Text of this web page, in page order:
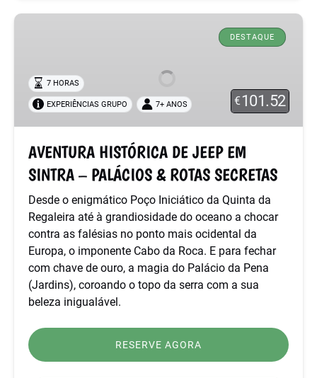
AVENTURA
JEEP
EM
SINTRA
–
ROTAS
DESTAQUE
€101.52
7 HORAS
EXPERIÊNCIAS GRUPO 7+ ANOS
AVENTURA HISTÓRICA DE JEEP EM
SINTRA – PALÁCIOS & ROTAS SECRETAS
Desde o enigmático Poço Iniciático da Quinta da
Regaleira até à grandiosidade do oceano a chocar
contra as falésias no ponto mais ocidental da
Europa, o imponente Cabo da Roca. E para fechar
com chave de ouro, a magia do Palácio da Pena
(Jardins), coroando o topo da serra com a sua
beleza inigualável.
RESERVE AGORA